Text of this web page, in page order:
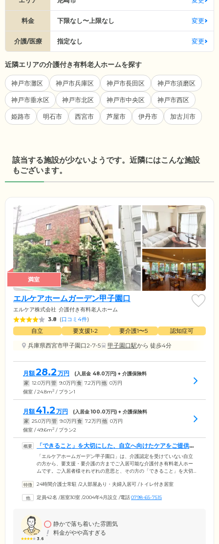
料金 下限なし〜上限なし 変更
介護/医療 指定なし 変更
近隣エリアの介護付き有料老人ホームを探す
神戸市灘区 神戸市兵庫区 神戸市長田区 神戸市須磨区
神戸市垂水区 神戸市北区 神戸市中央区 神戸市西区
姫路市 明石市 西宮市 芦屋市 伊丹市 加古川市
該当する施設が少ないようです。近隣にはこんな施設
もございます。
満室
エルケアホームガーデン甲子園口
エルケア株式会社 介護付き有料老人ホーム
3.8 (口コミ4件)
自立 要支援1•2 要介護1〜5
認知症可
兵庫県西宮市甲子園口2-7-5
甲子園口駅から 徒歩4分
月額28.2 万円 (入居金 48.0万円) + 介護保険料
家 12.0万円 管 9.0万円 食 7.2万円 他 0万円
個室 / 24.8m2 / プラン1
月額 41.2 万円 (入居金100.0万円) + 介護保険料
家 25.0万円 管 9.0万円 食 7.2万円 他 0万円
個室 / 49.6m2 / プラン2
「できること」を大切にした、自立へ向けたケアをご提供し
ます
「エルケアホームガーデン甲子園口」は、介護認定を受けていない自立
の方から、要支援・要介護の方までご入居可能な介護付き有料老人ホー
ムです。ご入居者様それぞれの意思と、その方の「できること」を大切
レなどの安全面に配慮した、機能的な設計です。24時間対応可能なナー
ください。ご入居者様の小さな体調の変化も見逃さないよう、毎日のバ
24時間介護士常駐 /2人部屋あり・夫婦入居可 /トイレ付き居室
定員42名 /居室30室 /2004年4月設立 /電話0798-65-7515
3.6
静かで落ち着いた雰囲気
料金がやや高すぎる